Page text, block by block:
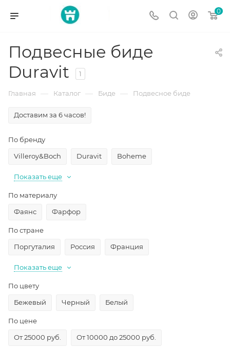
0
Подвесные биде
Duravit
1
Главная — Каталог — Биде — Подвесное биде
Доставим за 6 часов!
По бренду
Villeroy&Boch
Duravit Boheme
Показать еще
По материалу
Фаянс
Фарфор
По стране
Поргуталия
Россия Франция
Показать еще
По цвету
Бежевый
Черный Белый
По цене
От 25000 руб.
От 10000 до 25000 руб.